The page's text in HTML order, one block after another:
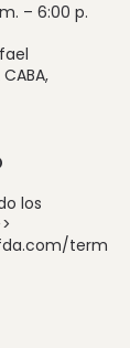
– 6:00 p.
los
term